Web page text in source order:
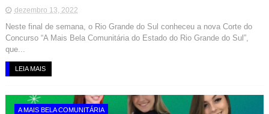
dezembro 13, 2022
Neste final de semana, o Rio Grande do Sul conheceu a nova Corte do
Concurso “A Mais Bela Comunitária do Estado do Rio Grande do Sul”,
que...
LEIA MAIS
A MAIS BELA COMUNITÁRIA